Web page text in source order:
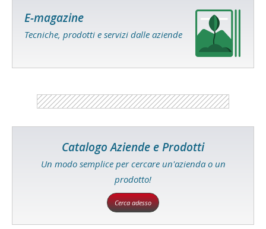
E-magazine
Tecniche, prodotti e servizi dalle aziende
Catalogo Aziende e Prodotti
Un modo semplice per cercare un'azienda o un
prodotto!
Cerca adesso